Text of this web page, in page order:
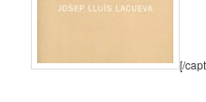
[/